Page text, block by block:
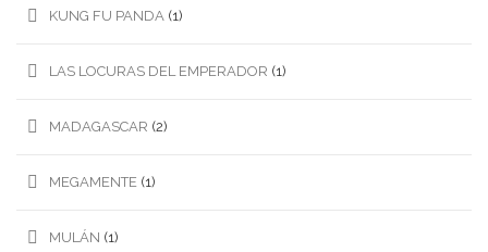
KUNG FU PANDA (1)
LAS LOCURAS DEL EMPERADOR (1)
MADAGASCAR (2)
MEGAMENTE (1)
MULÁN (1)